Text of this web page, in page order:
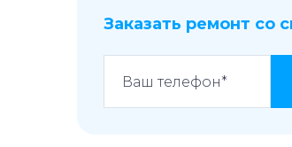
Заказать ремонт со